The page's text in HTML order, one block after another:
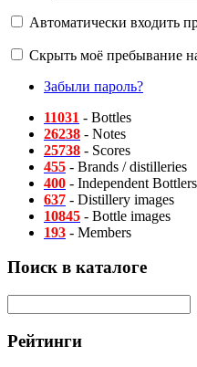
Автоматически входить
Скрыть моё пребывание
Забыли пароль?
11031 - Bottles
26238 - Notes
25738 - Scores
455 - Brands / distilleries
400 - Independent Bottlers
637 - Distillery images
10845 - Bottle images
193 - Members
Поиск в каталоге
Рейтинги